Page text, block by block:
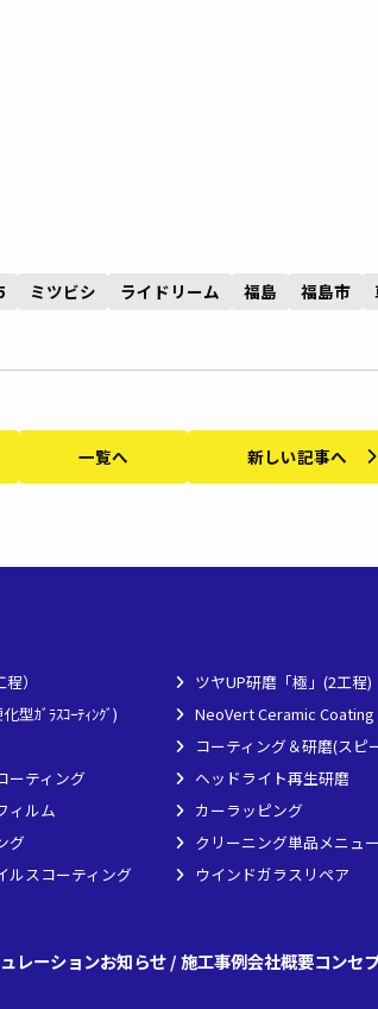
ミツビシ ライドリーム 福島 福島市
一覧へ 新しい記事へ
） ツヤUP研磨「極」(2工程)
ｶﾞﾗｽｺｰﾃｨﾝｸﾞ)
NeoVert Ceramic Coating
コーティング＆研磨(スピ
ーティング
ヘッドライト再生研磨
ィルム
カーラッピング
グ
クリーニング単品メニュー
ルスコーティング
ウインドガラスリペア
レーションお知らせ / 施工事例会社概要コンセ